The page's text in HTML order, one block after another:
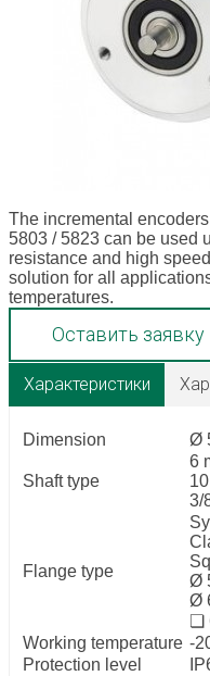
The incremental
5803 / 5823 can be used
resistance and high
solution for all
temperatures.
Оставить заявку
Характеристики
Dimension Ø
Shaft type
6
3/
Flange type
Ø
Ø
❏
Working temperature -
Protection level